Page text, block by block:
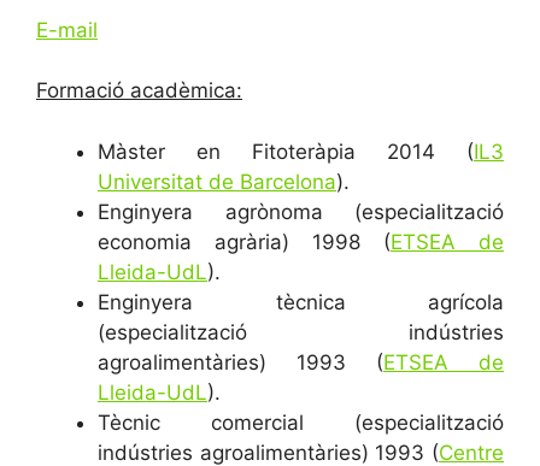
E-mail
Formació acadèmica:
Màster en Fitoteràpia 2014 (IL3
Universitat de Barcelona).
Enginyera agrònoma (especialització
economia agrària) 1998 (ETSEA de
Lleida-UdL).
Enginyera tècnica agrícola
(especialització indústries
agroalimentàries) 1993 (ETSEA de
Lleida-UdL).
Tècnic comercial (especialització
indústries agroalimentàries) 1993 (Centre